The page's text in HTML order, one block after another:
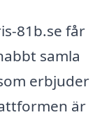
81b.se får
samla
erbjuder
är